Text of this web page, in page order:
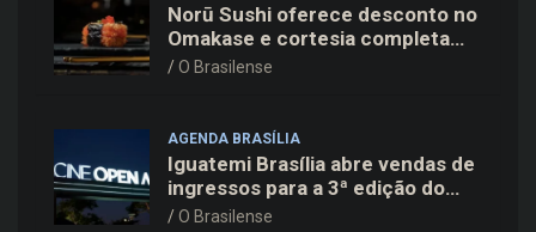
Norū Sushi oferece desconto no
Omakase e cortesia completa
para os pais neste domingo
O Brasilense
AGENDA BRASÍLIA
Iguatemi Brasília abre vendas de
ingressos para a 3ª edição do
Cine Open Air
O Brasilense